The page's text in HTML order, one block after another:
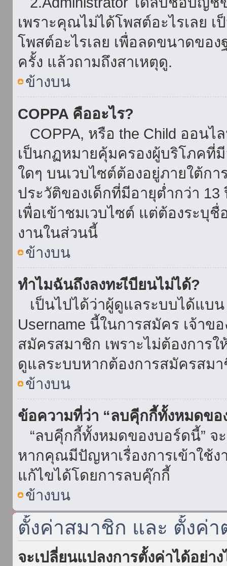
เพราะคุณไม่ได้โพสต์อะไรเลย
โพสต์อะไรเลย เพื่อลดขนาดขอ
ครั้ง แล้วถามถึงสาเหตุดู.
ข้างบน
COPPA คืออะไร?
COPPA, หรือ the Child ออนไ
เป็นกฏหมายคุ้มครองผู้บริโภคที่
ใดๆ บนเวบไซต์ต้องอยู่ภายใต้ก
ประวัติของเด็กที่มีอายุต่ำกว่า
เพื่อเข้าชมเวบไซต์ แต่ต้องระบุ
งานในส่วนนี้
ข้างบน
ทำไมฉันถึงลงทะเีบียนไม่ได้?
เป็นไปได้ว่าผู้ดูแลระบบได้แบ
Username นี้ในการสมัคร เจ้าข
สมัครสมาชิก เพราะไม่ต้องการ
ดูแลระบบหากต้องการสมัครสม
ข้างบน
ข้อความที่ว่า “ลบคุีกกี้ทั้งหมดขอ
“ลบคุีกกี้ทั้งหมดของบอร์ดนี้” จ
หากคุณมีปัญหาเรื่องการเข้าใช้
แก้ไขได้โดยการลบคุ๊กกี้
ข้างบน
ตั้งค่าสมาชิก และ ตั้งค่า
จะเปลี่ยนแปลงการตั้งค่าได้อย่าง